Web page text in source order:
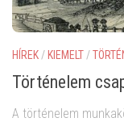
HÍREK/ KIEMELT/
Történelem
A történelem